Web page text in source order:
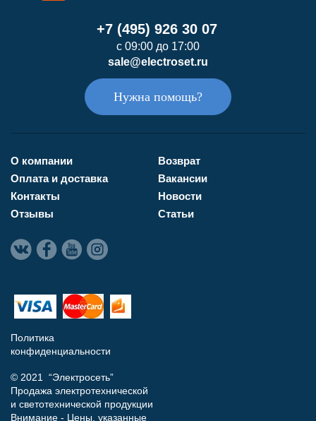
+7 (495) 926 30 07
с 09:00 до 17:00
sale@electroset.ru
Нужна помощь?
О компании
Оплата и доставка
Контакты
Отзывы
Возврат
Вакансии
Новости
Статьи
Политика
конфиденциальности
© 2021 “Электросеть”
Продажа электротехнической
и светотехнической продукции
Внимание - Цены, указанные